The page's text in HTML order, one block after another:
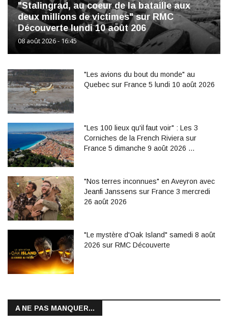
"Stalingrad, au coeur de la bataille aux
deux millions de victimes" sur RMC
Découverte lundi 10 août 206
08 août 2026 - 16:45
"Les avions du bout du monde" au
Quebec sur France 5 lundi 10 août 2026
"Les 100 lieux qu'il faut voir" : Les 3
Corniches de la French Riviera sur
France 5 dimanche 9 août 2026 …
"Nos terres inconnues" en Aveyron avec
Jeanfi Janssens sur France 3 mercredi
26 août 2026
"Le mystère d'Oak Island" samedi 8 août
2026 sur RMC Découverte
A NE PAS MANQUER...